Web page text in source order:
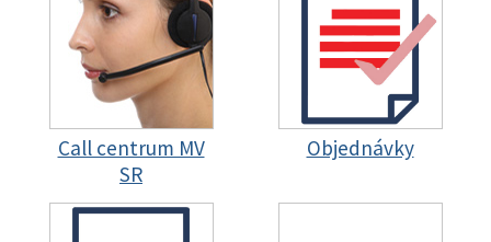
Call centrum MV
SR
Objednávky